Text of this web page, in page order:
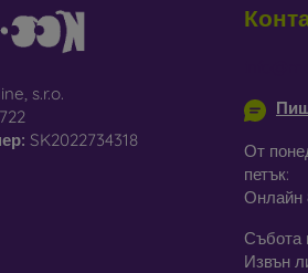
В
s.r.o.
SK2022734318
От
петък:
Онлайн
Събота
Извън